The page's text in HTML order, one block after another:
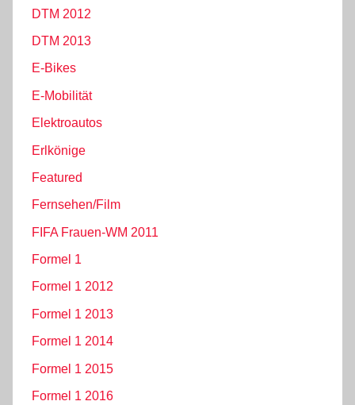
DTM 2012
DTM 2013
E-Bikes
E-Mobilität
Elektroautos
Erlkönige
Featured
Fernsehen/Film
FIFA Frauen-WM 2011
Formel 1
Formel 1 2012
Formel 1 2013
Formel 1 2014
Formel 1 2015
Formel 1 2016